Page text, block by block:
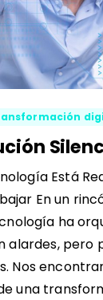
Está
En un
ha
alardes, pero
Nos
una